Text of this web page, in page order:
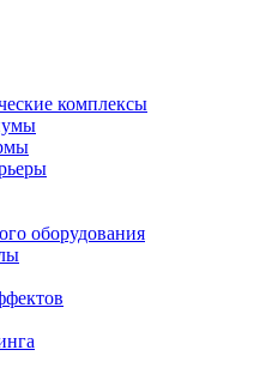
комплексы
оборудования